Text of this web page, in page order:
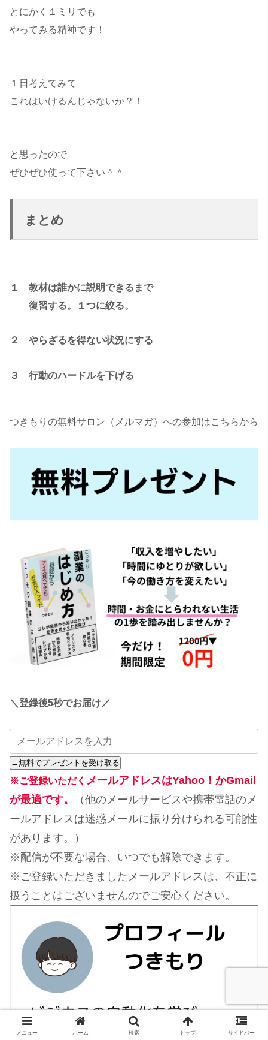
とにかく１ミリでも
やってみる精神です！
１日考えてみて
これはいけるんじゃないか？！
と思ったので
ぜひぜひ使って下さい＾＾
まとめ
１ 教材は誰かに説明できるまで
復習する。１つに絞る。
２ やらざるを得ない状況にする
３ 行動のハードルを下げる
つきもりの無料サロン（メルマガ）への参加はこちらから
＼登録後5秒でお届け／
→無料でプレゼントを受け取る
※ご登録いただく メールアドレスはYahoo！かGmail
が最適です。
（他のメールサービスや携帯電話のメ
ールアドレスは迷惑メールに振り分けられる可能性
があります。）
※配信が不要な場合、いつでも解除できます。
※ご登録いただきましたメールアドレスは、不正に
扱うことはございませんのでご安心ください。
メニュー ホーム 検索 トップ サイドバー